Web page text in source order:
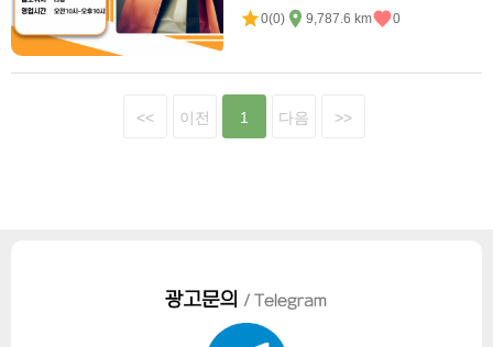
0(0) 9,787.6 km 0
<< 이전 1 다음 >>